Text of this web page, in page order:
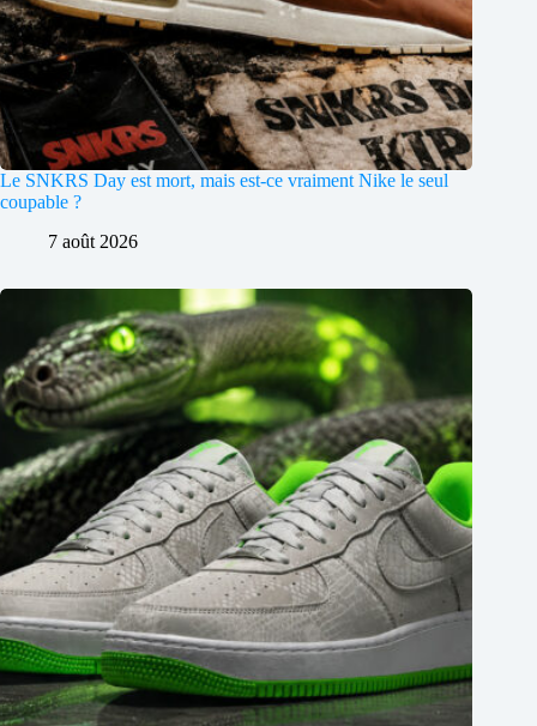
Le SNKRS Day est mort, mais est-ce vraiment Nike le seul
coupable ?
7 août 2026